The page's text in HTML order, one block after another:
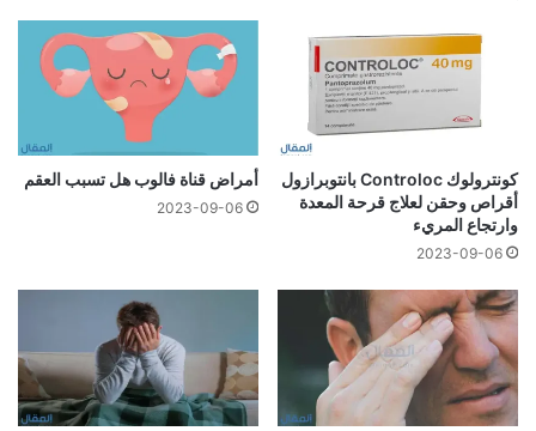
كونترولوك Controloc بانتوبرازول
أقراص وحقن لعلاج قرحة المعدة
وارتجاع المريء
2023-09-06
أمراض قناة فالوب هل تسبب العقم
2023-09-06